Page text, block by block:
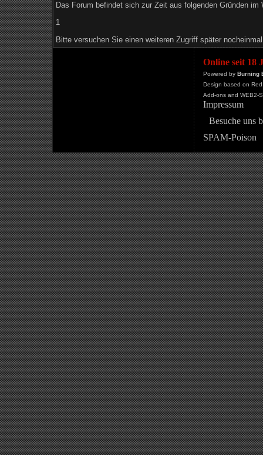
Das Forum befindet sich zur Zeit aus folgenden Gründen im
1
Bitte versuchen Sie einen weiteren Zugriff später
Online seit 18
Powered by Burning
Design based on
Add-ons and WEB2-
Impressum
Besuche uns
SPAM-Poison